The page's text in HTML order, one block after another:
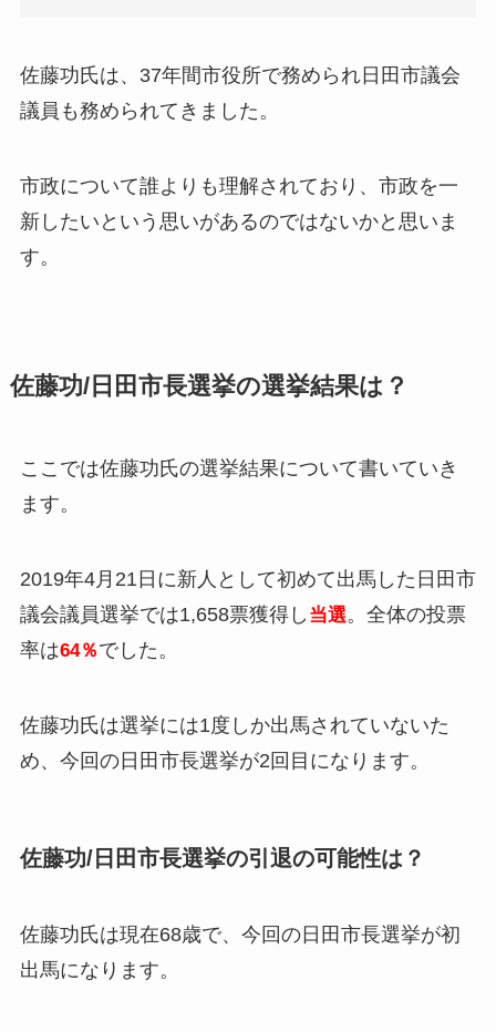
佐藤功氏は、37年間市役所で務められ日田市議会
議員も務められてきました。
市政について誰よりも理解されており、市政を一
新したいという思いがあるのではないかと思いま
す。
佐藤功/日田市長選挙の選挙結果は？
ここでは佐藤功氏の選挙結果について書いていき
ます。
2019年4月21日に新人として初めて出馬した日田市
議会議員選挙では1,658票獲得し 当選。全体の投票
率は64％でした。
佐藤功氏は選挙には1度しか出馬されていないた
め、今回の日田市長選挙が2回目になります。
佐藤功/日田市長選挙の引退の可能性は？
佐藤功氏は現在68歳で、今回の日田市長選挙が初
出馬になります。